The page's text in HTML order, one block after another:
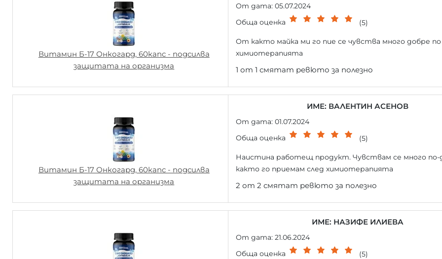
Витамин Б-17 Онкогард, 60капс - подсилва
защитата на организма
От дата: 05.07.2024
Обща оценка
(5)
От както майка ми го пие се чувства много добре
химиотерапията
1 от 1 смятат ревюто за полезно
Витамин Б-17 Онкогард, 60капс - подсилва
защитата на организма
ИМЕ: ВАЛЕНТИН АСЕНОВ
От дата: 01.07.2024
Обща оценка
(5)
Наистина работещ продукт. Чувствам се много
както го приемам след химиотерапията
2 от 2 смятат ревюто за полезно
ИМЕ: НАЗИФЕ ИЛИЕВА
От дата: 21.06.2024
Обща оценка
(5)